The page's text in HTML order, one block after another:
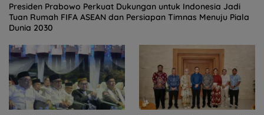
Presiden Prabowo Perkuat Dukungan untuk Indonesia Jadi
Tuan Rumah FIFA ASEAN dan Persiapan Timnas Menuju Piala
Dunia 2030